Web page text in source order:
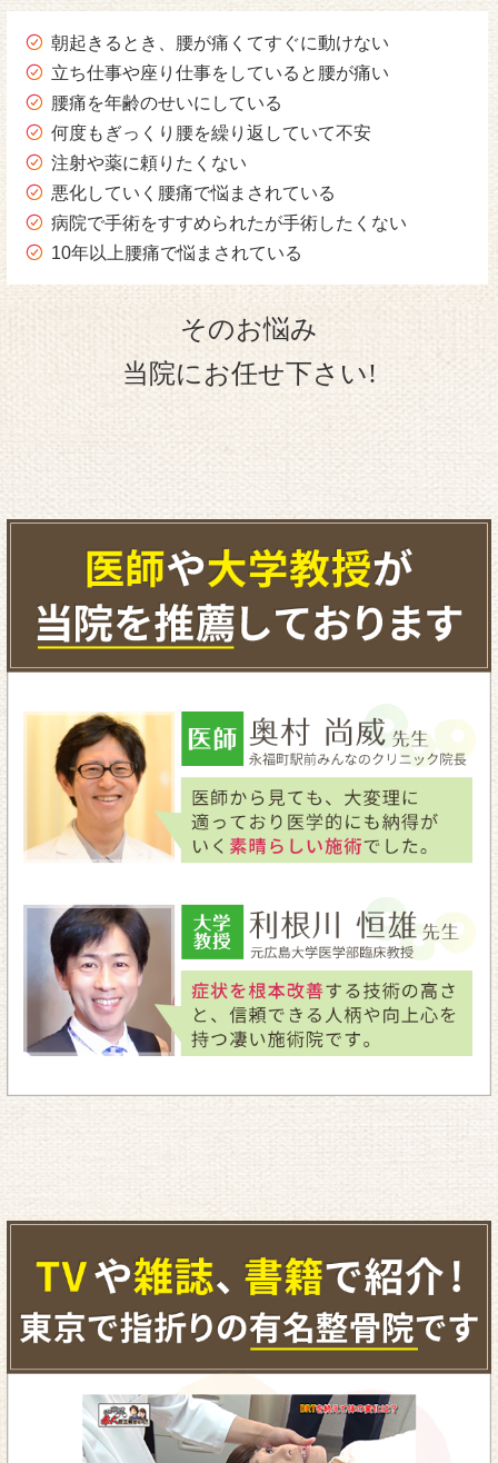
朝起きるとき、腰が痛くてすぐに動けない
立ち仕事や座り仕事をしていると腰が痛い
腰痛を年齢のせいにしている
何度もぎっくり腰を繰り返していて不安
注射や薬に頼りたくない
悪化していく腰痛で悩まされている
病院で手術をすすめられたが手術したくない
10年以上腰痛で悩まされている
そのお悩み
当院にお任せ下さい!